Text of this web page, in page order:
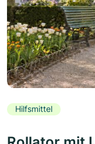
Hilfsmittel